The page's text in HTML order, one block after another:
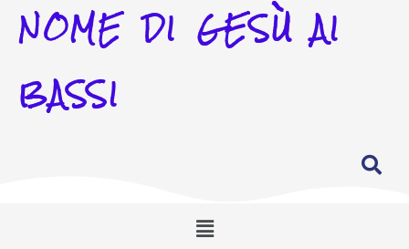
NOME DI GESÙ AI
BASSI
Menu